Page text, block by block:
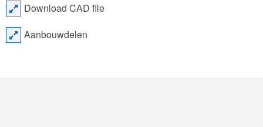
Download CAD file
Aanbouwdelen